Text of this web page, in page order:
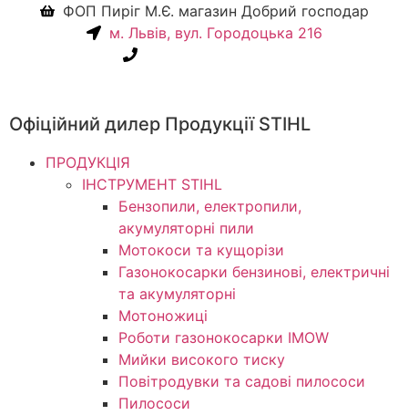
ФОП Пиріг М.Є. магазин Добрий господар
м. Львів, вул. Городоцька 216
Офіційний дилер Продукції STIHL
ПРОДУКЦІЯ
ІНСТРУМЕНТ STIHL
Бензопили, електропили,
акумуляторні пили
Мотокоси та кущорізи
Газонокосарки бензинові, електричні
та акумуляторні
Мотоножиці
Роботи газонокосарки IMOW
Мийки високого тиску
Повітродувки та садові пилососи
Пилососи